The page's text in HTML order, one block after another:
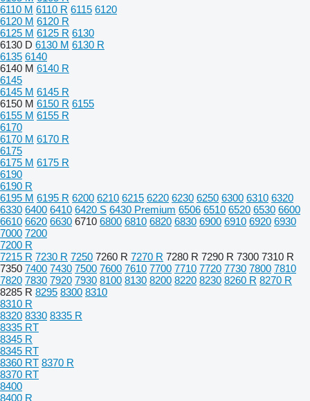
6110 M 6110 R 6115 6120
6120 M 6120 R
6125 M 6125 R 6130
6130 D 6130 M 6130 R
6135 6140
6140 M 6140 R
6145
6145 M 6145 R
6150 M 6150 R 6155
6155 M 6155 R
6170
6170 M 6170 R
6175
6175 M 6175 R
6190
6190 R
6195 M 6195 R 6200 6210 6215 6220 6230 6250 6300 6310 6320
6330 6400 6410 6420 S 6430 Premium 6506 6510 6520 6530 6600
6610 6620 6630 6710 6800 6810 6820 6830 6900 6910 6920 6930
7000 7200
7200 R
7215 R 7230 R 7250 7260 R 7270 R 7280 R 7290 R 7300 7310 R
7350 7400 7430 7500 7600 7610 7700 7710 7720 7730 7800 7810
7820 7830 7920 7930 8100 8130 8200 8220 8230 8260 R 8270 R
8285 R 8295 8300 8310
8310 R
8320 8330 8335 R
8335 RT
8345 R
8345 RT
8360 RT 8370 R
8370 RT
8400
8400 R